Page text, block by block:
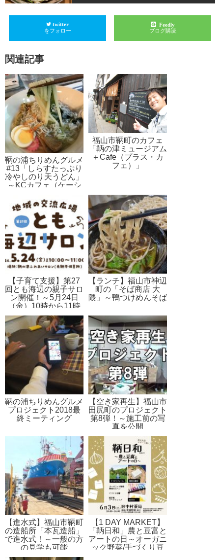
twitter
をフォロー
Feedly
ブログ購読
関連記事
鞆の浦ちりめんグルメ
#13「しらすたっぷり
冷やしのり天うどん」
～KCカフェ（ケーシ
福山市鞆町のカフェ
「鞆の津ミュージアム
＋Cafe（プラス・カ
フェ）」
【子育て支援】第27
回とも海辺の親子サロ
ン開催！～5月24日
（金）10時から11時
頃 in 旧鞆平保育所
【ランチ】福山市神辺
町の「そば商店 大
隈」～鴨つけめんそば
鞆の浦ちりめんグルメ
プロジェクト2018最
終ミーティング
【空き家再生】福山市
田尻町のプロジェクト
第8弾！～施工前の写
真を公開
【進水式】福山市鞆町
の造船所「本瓦造船」
で進水式！～一般の方
の見学も可能
【1 DAY MARKET】
「鞆日和」農と豆富と
アートの日～オーガニ
ック野菜/手づくり豆